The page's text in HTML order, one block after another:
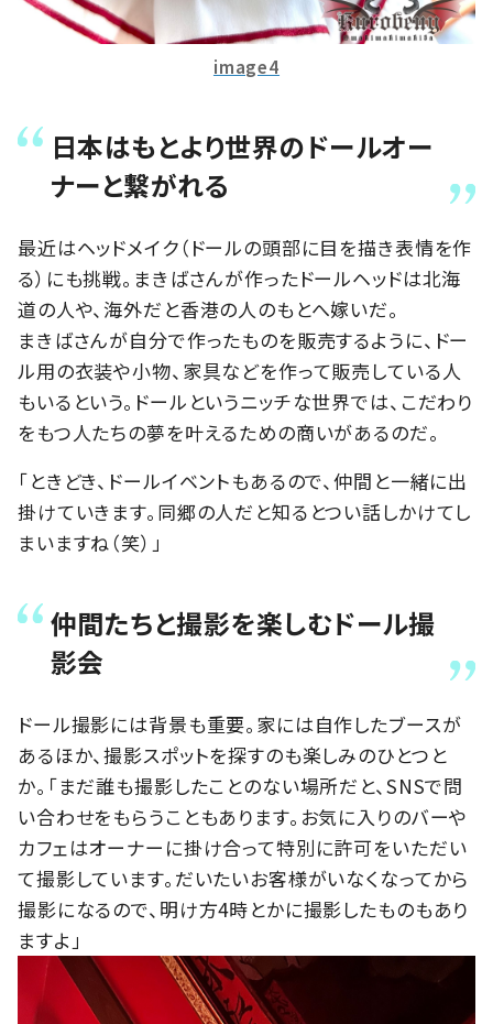
image4
日本はもとより世界のドールオー
ナーと繋がれる
最近はヘッドメイク（ドールの頭部に目を描き表情を作
る）にも挑戦。まきばさんが作ったドールヘッドは北海
道の人や、海外だと香港の人のもとへ嫁いだ。
まきばさんが自分で作ったものを販売するように、ドー
ル用の衣装や小物、家具などを作って販売している人
もいるという。ドールというニッチな世界では、こだわり
をもつ人たちの夢を叶えるための商いがあるのだ。
「ときどき、ドールイベントもあるので、仲間と一緒に出
掛けていきます。同郷の人だと知るとつい話しかけてし
まいますね（笑）」
仲間たちと撮影を楽しむドール撮
影会
ドール撮影には背景も重要。家には自作したブースが
あるほか、撮影スポットを探すのも楽しみのひとつと
か。「まだ誰も撮影したことのない場所だと、SNSで問
い合わせをもらうこともあります。お気に入りのバーや
カフェはオーナーに掛け合って特別に許可をいただい
て撮影しています。だいたいお客様がいなくなってから
撮影になるので、明け方4時とかに撮影したものもあり
ますよ」